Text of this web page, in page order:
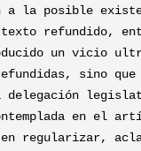
a la posible
refundido,
un vicio
sino que
delegación
en el
en regularizar,